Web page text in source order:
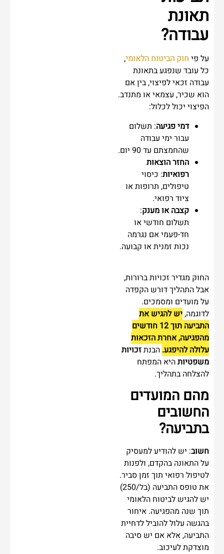
תאונת
עבודה?
על פיחוק הביטוח הלאומי,
כל עובד שנפגע בתאונת
עבודה זכאי לפיצוי, בין אם
הוא שכיר, עצמאי או מתנדב.
הפיצוי יכול לכלול:
דמי פגיעה: תשלום
עבור ימי עבודה
שהחמצתם עד 90 יום.
החזר הוצאות
רפואיות: כיסוי
טיפולים, תרופות או
ציוד רפואי.
קצבה או מענק:
תשלום חודשי או
חד-פעמי אם נגרמה
נכות זמנית או קבועה.
החוק מגדיר זכויות ברורות,
אבל התהליך דורש הקפדה
על מועדים ומסמכים.
לדוגמה,יש להגיש את
התביעה תוך 12 חודשים
מהפגיעה, אחרת הזכאות
עלולה להיפגע. הבנתזכויות
משפטיותהיא המפתח
להצלחה בתהליך.
מהם המועדים
החשובים
בתביעה?
חשוב: יש להודיע למעסיק
על התאונה בהקדם, ולפנות
לטיפול רפואי תוך זמן סביר.
את טופס התביעה (בל/250)
יש להגיש לביטוח הלאומי
תוך שנה מהפגיעה. איחור
בהגשה עלול להוביל לדחיית
התביעה, אלא אם יש סיבה
מוצדקת לעיכוב.